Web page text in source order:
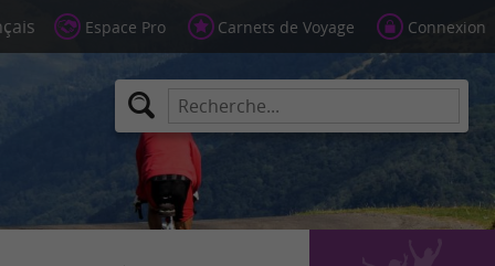
Espace Pro Carnets de Voyage Connexion